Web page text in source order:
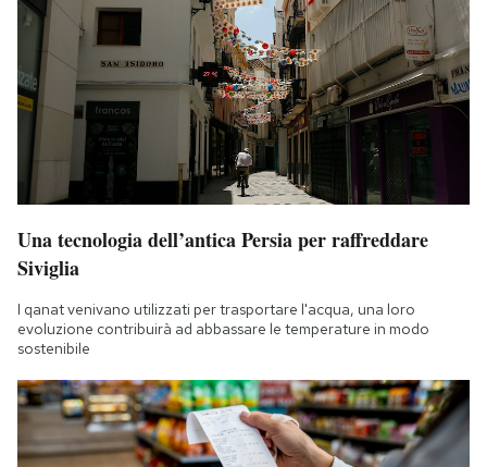
Una tecnologia dell’antica Persia per raffreddare
Siviglia
I qanat venivano utilizzati per trasportare l'acqua, una loro
evoluzione contribuirà ad abbassare le temperature in modo
sostenibile